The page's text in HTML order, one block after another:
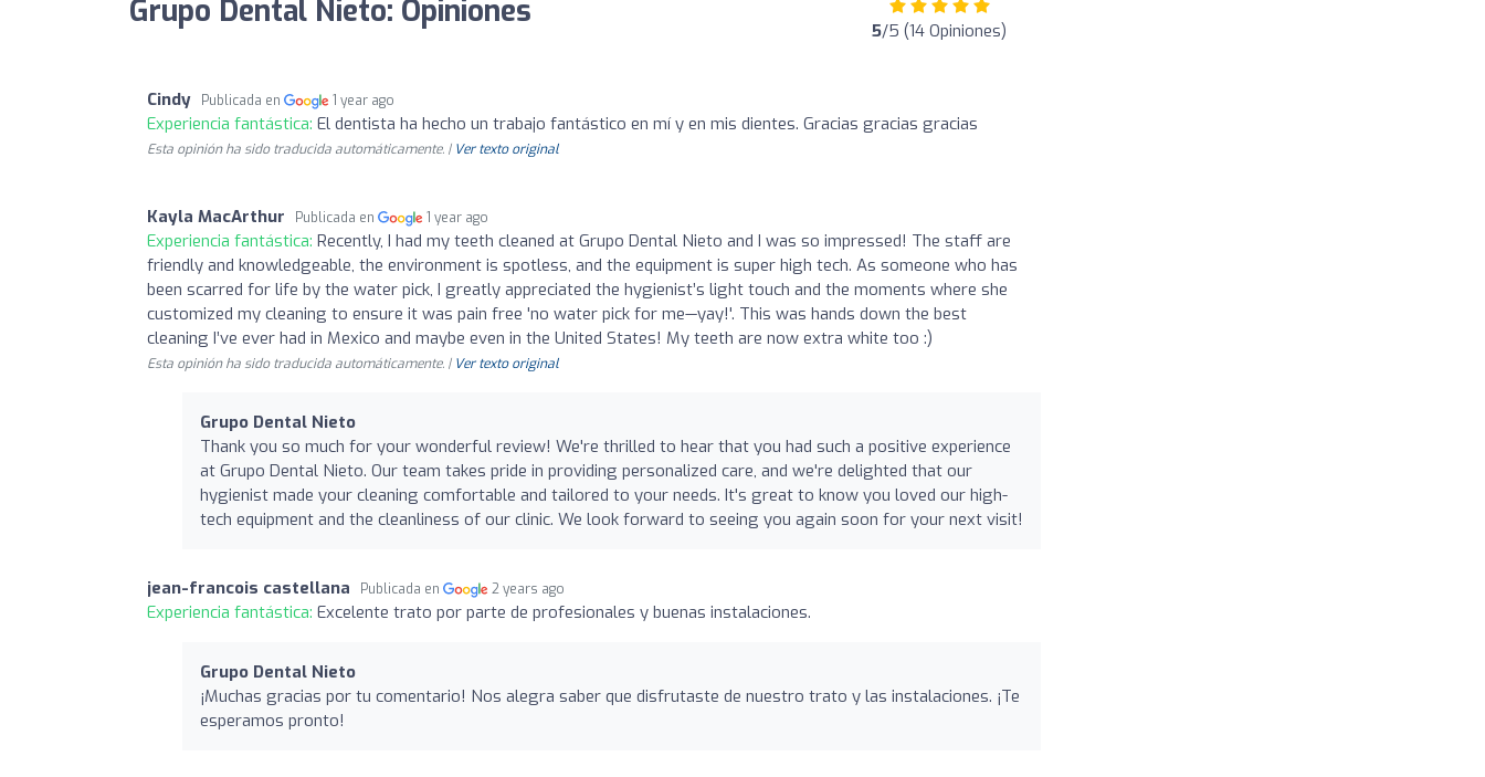
Grupo Dental Nieto: Opiniones 5/5 (14 Opiniones)
Cindy Publicada en 1 year ago
Experiencia fantástica: El dentista ha hecho un trabajo fantástico en mí y en mis dientes. Gracias gracias gracias
Esta opinión ha sido traducida automáticamente. | Ver texto original
Kayla MacArthur Publicada en 1 year ago
Experiencia fantástica: Recently, I had my teeth cleaned at Grupo Dental Nieto and I was so impressed! The staff are
friendly and knowledgeable, the environment is spotless, and the equipment is super high tech. As someone who has
been scarred for life by the water pick, I greatly appreciated the hygienist’s light touch and the moments where she
customized my cleaning to ensure it was pain free 'no water pick for me—yay!'. This was hands down the best
cleaning I’ve ever had in Mexico and maybe even in the United States! My teeth are now extra white too :)
Esta opinión ha sido traducida automáticamente. | Ver texto original
Grupo Dental Nieto
Thank you so much for your wonderful review! We're thrilled to hear that you had such a positive experience
at Grupo Dental Nieto. Our team takes pride in providing personalized care, and we're delighted that our
hygienist made your cleaning comfortable and tailored to your needs. It's great to know you loved our high-
tech equipment and the cleanliness of our clinic. We look forward to seeing you again soon for your next visit!
jean-francois castellana Publicada en 2 years ago
Experiencia fantástica: Excelente trato por parte de profesionales y buenas instalaciones.
Grupo Dental Nieto
¡Muchas gracias por tu comentario! Nos alegra saber que disfrutaste de nuestro trato y las instalaciones. ¡Te
esperamos pronto!